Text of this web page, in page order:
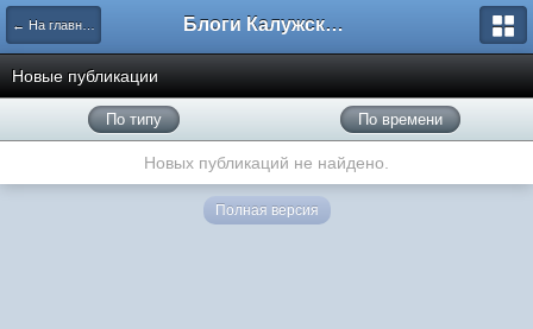
← На главную Блоги Калужского перекрестка
Новые публикации
По типу По времени
Новых публикаций не найдено.
Полная версия